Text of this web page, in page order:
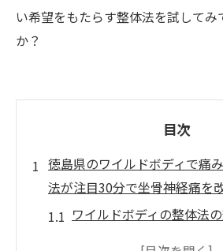
い希望をもたらす整体法を試してみ
か？
目次
徳島県のワイルドボディで痛
法が注目30分で坐骨神経痛を
ワイルドボディの整体法